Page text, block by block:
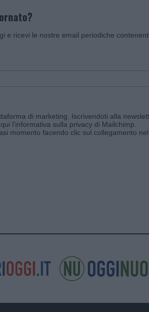
e ricevi le nostre email periodiche
di marketing. Iscrivendoti alla
l'informativa sulla privacy di Mailchimp
momento facendo clic sul collegamento